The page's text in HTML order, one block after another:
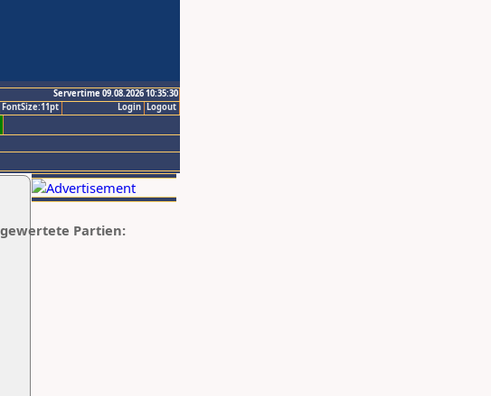
Servertime 09.08.2026 10:35:30
Logout
Login
FontSize:11pt
gewertete Partien: